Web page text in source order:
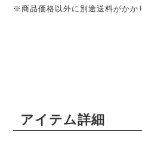
※商品価格以外に別途送料がかか
アイテム詳細